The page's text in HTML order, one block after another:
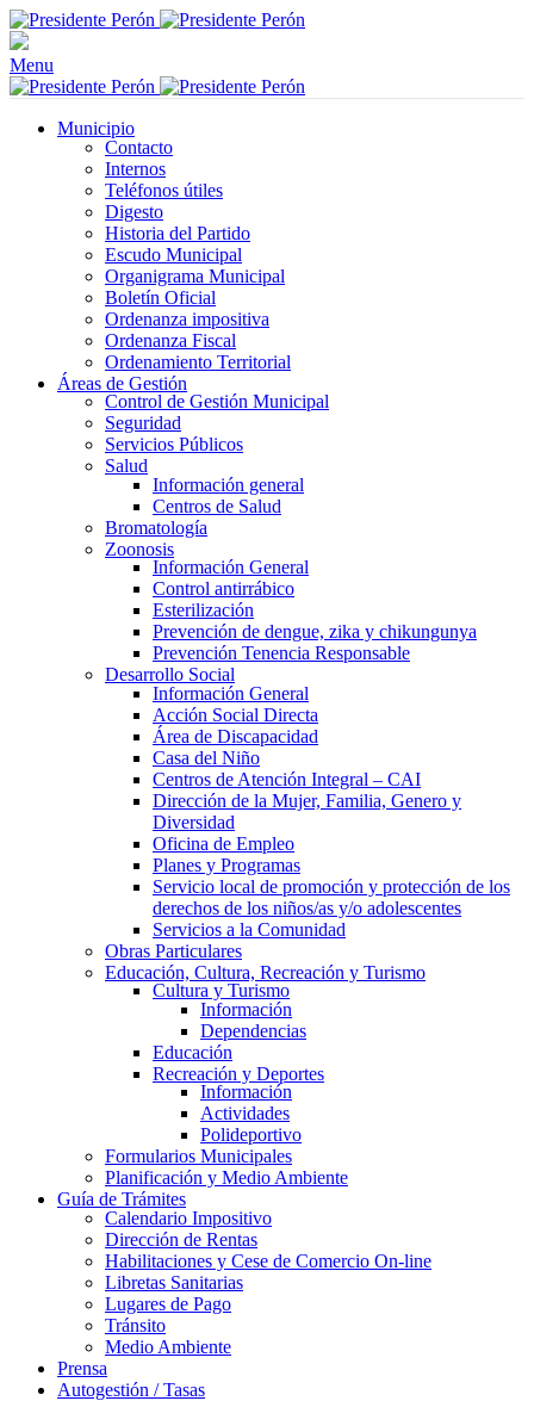
Menu
Municipio
Contacto
Internos
Teléfonos útiles
Digesto
Historia del Partido
Escudo Municipal
Organigrama Municipal
Boletín Oficial
Ordenanza impositiva
Ordenanza Fiscal
Ordenamiento Territorial
Áreas de Gestión
Control de Gestión Municipal
Seguridad
Servicios Públicos
Salud
Información general
Centros de Salud
Bromatología
Zoonosis
Información General
Control antirrábico
Esterilización
Prevención de dengue, zika y chikungunya
Prevención Tenencia Responsable
Desarrollo Social
Información General
Acción Social Directa
Área de Discapacidad
Casa del Niño
Centros de Atención Integral – CAI
Dirección de la Mujer, Familia, Genero y
Diversidad
Oficina de Empleo
Planes y Programas
Servicio local de promoción y protección de los
derechos de los niños/as y/o adolescentes
Servicios a la Comunidad
Obras Particulares
Educación, Cultura, Recreación y Turismo
Cultura y Turismo
Información
Dependencias
Educación
Recreación y Deportes
Información
Actividades
Polideportivo
Formularios Municipales
Planificación y Medio Ambiente
Guía de Trámites
Calendario Impositivo
Dirección de Rentas
Habilitaciones y Cese de Comercio On-line
Libretas Sanitarias
Lugares de Pago
Tránsito
Medio Ambiente
Prensa
Autogestión / Tasas